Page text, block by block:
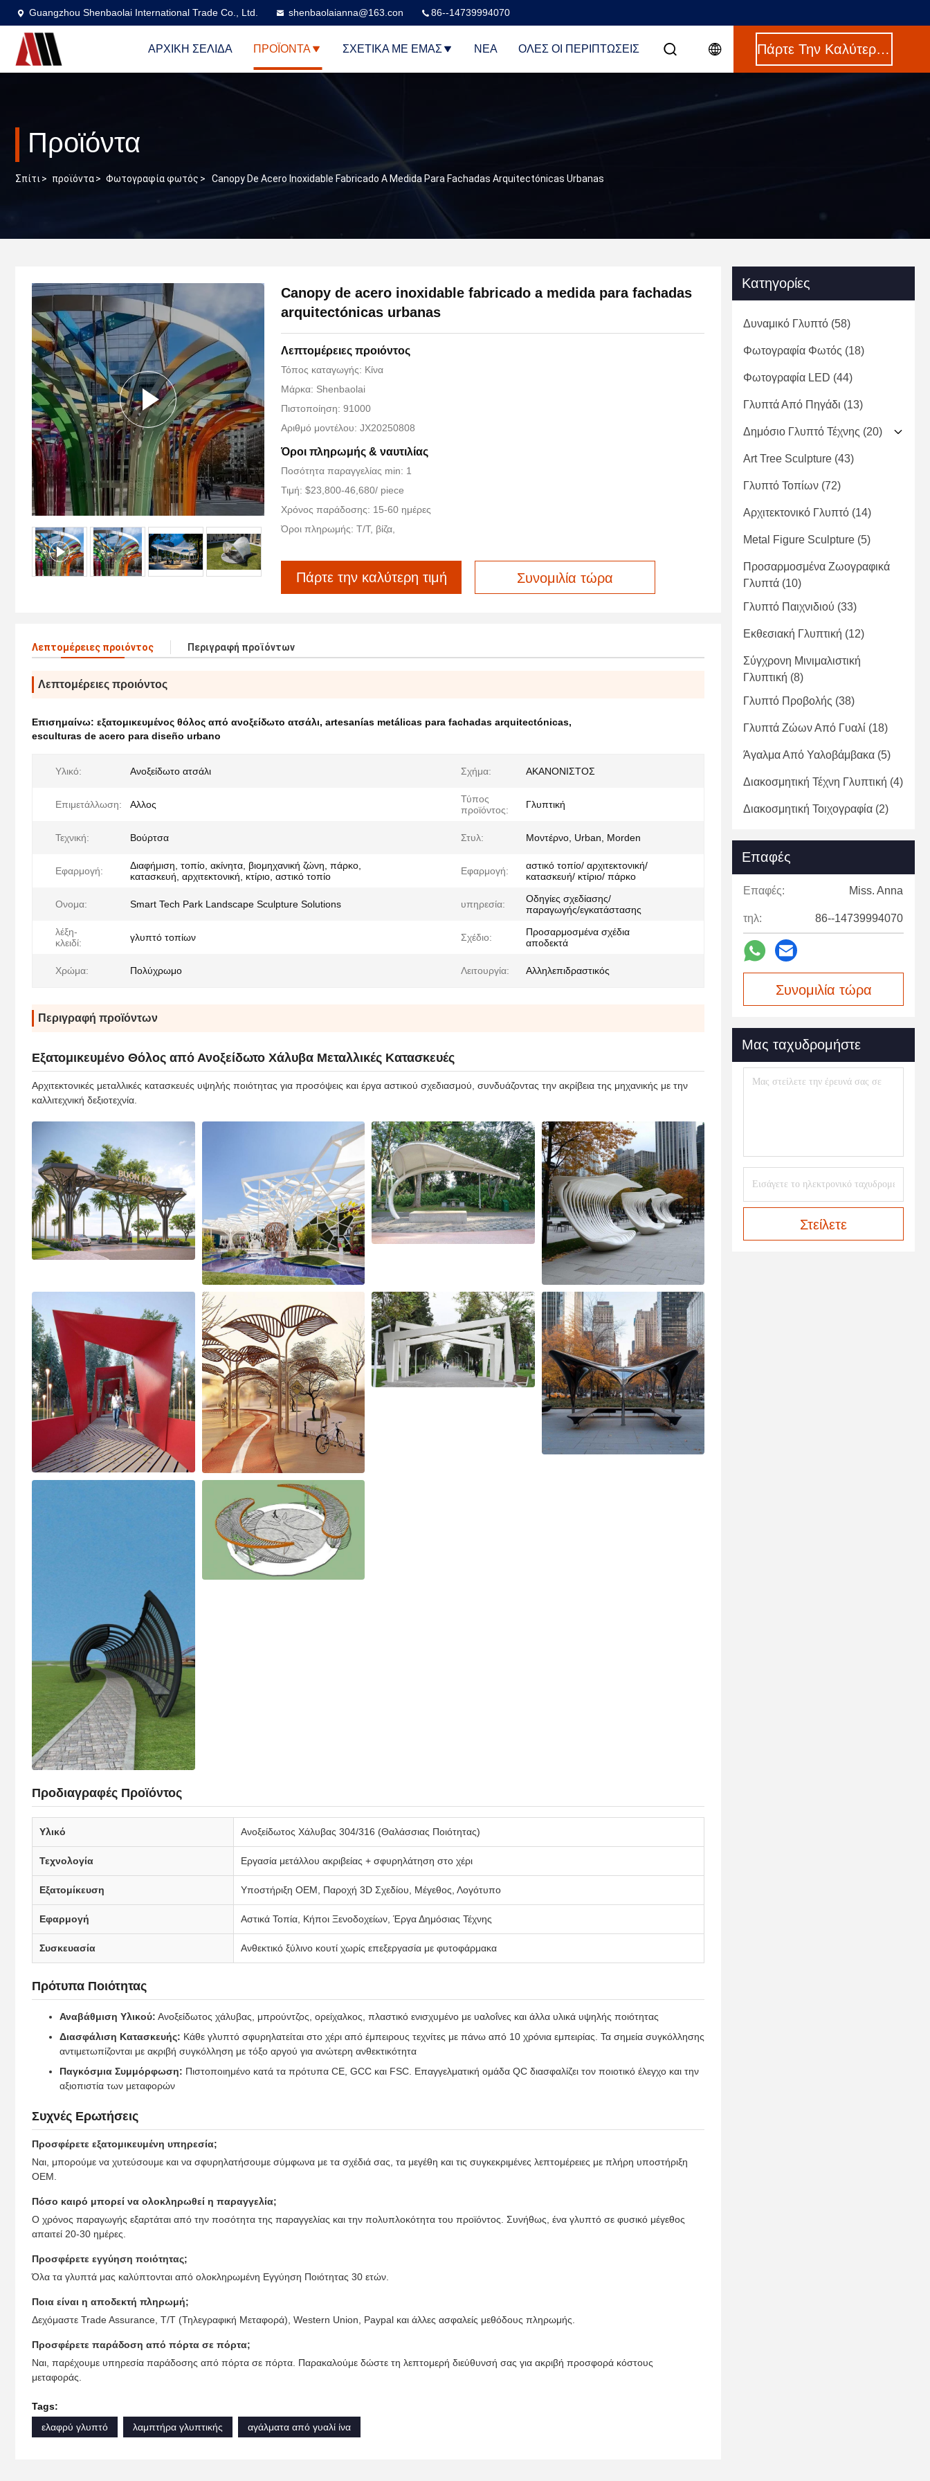
Guangzhou Shenbaolai International Trade Co., Ltd. shenbaolaianna@163.con 86--14739994070
ΑΡΧΙΚΉ ΣΕΛΊΔΑ ΠΡΟΪΌΝΤΑ ΣΧΕΤΙΚΆ ΜΕ ΕΜΆΣ ΝΈΑ ΌΛΕΣ ΟΙ ΠΕΡΙΠΤΏΣΕΙΣ Πάρτε Την Καλύτερη Τιμή
Προϊόντα
Σπίτι> προϊόντα> Φωτογραφία φωτός > Canopy De Acero Inoxidable Fabricado A Medida Para Fachadas Arquitectónicas Urbanas
Canopy de acero inoxidable fabricado a medida para fachadas
arquitectónicas urbanas
Λεπτομέρειες προιόντος
Τόπος καταγωγής: Κίνα
Μάρκα: Shenbaolai
Πιστοποίηση: 91000
Αριθμό μοντέλου: JX20250808
Όροι πληρωμής & ναυτιλίας
Ποσότητα παραγγελίας min: 1
Τιμή: $23,800-46,680/ piece
Χρόνος παράδοσης: 15-60 ημέρες
Όροι πληρωμής: T/T, βίζα,
Πάρτε την καλύτερη τιμή Συνομιλία τώρα
Λεπτομέρειες προιόντος Περιγραφή προϊόντων
Λεπτομέρειες προιόντος
Επισημαίνω: εξατομικευμένος θόλος από ανοξείδωτο ατσάλι, artesanías metálicas para fachadas arquitectónicas,
esculturas de acero para diseño urbano
Υλικό: Ανοξείδωτο ατσάλι Σχήμα: ΑΚΑΝΟΝΙΣΤΟΣ
Επιμετάλλωση: Αλλος
Τύπος
προϊόντος:
Γλυπτική
Τεχνική: Βούρτσα Στυλ: Μοντέρνο, Urban, Morden
Εφαρμογή:
Διαφήμιση, τοπίο, ακίνητα, βιομηχανική ζώνη, πάρκο,
κατασκευή, αρχιτεκτονική, κτίριο, αστικό τοπίο
Εφαρμογή:
αστικό τοπίο/ αρχιτεκτονική/
κατασκευή/ κτίριο/ πάρκο
Ονομα: Smart Tech Park Landscape Sculpture Solutions υπηρεσία:
Οδηγίες σχεδίασης/
παραγωγής/εγκατάστασης
λέξη-
κλειδί:
γλυπτό τοπίων Σχέδιο:
Προσαρμοσμένα σχέδια
αποδεκτά
Χρώμα: Πολύχρωμο Λειτουργία: Αλληλεπιδραστικός
Περιγραφή προϊόντων
Εξατομικευμένο Θόλος από Ανοξείδωτο Χάλυβα Μεταλλικές Κατασκευές
Αρχιτεκτονικές μεταλλικές κατασκευές υψηλής ποιότητας για προσόψεις και έργα αστικού σχεδιασμού, συνδυάζοντας την ακρίβεια της μηχανικής με την
καλλιτεχνική δεξιοτεχνία.
Προδιαγραφές Προϊόντος
Υλικό Ανοξείδωτος Χάλυβας 304/316 (Θαλάσσιας Ποιότητας)
Τεχνολογία Εργασία μετάλλου ακριβείας + σφυρηλάτηση στο χέρι
Εξατομίκευση Υποστήριξη OEM, Παροχή 3D Σχεδίου, Μέγεθος, Λογότυπο
Εφαρμογή Αστικά Τοπία, Κήποι Ξενοδοχείων, Έργα Δημόσιας Τέχνης
Συσκευασία Ανθεκτικό ξύλινο κουτί χωρίς επεξεργασία με φυτοφάρμακα
Πρότυπα Ποιότητας
Αναβάθμιση Υλικού: Ανοξείδωτος χάλυβας, μπρούντζος, ορείχαλκος, πλαστικό ενισχυμένο με υαλοΐνες και άλλα υλικά υψηλής ποιότητας
Διασφάλιση Κατασκευής: Κάθε γλυπτό σφυρηλατείται στο χέρι από έμπειρους τεχνίτες με πάνω από 10 χρόνια εμπειρίας. Τα σημεία συγκόλλησης
αντιμετωπίζονται με ακριβή συγκόλληση με τόξο αργού για ανώτερη ανθεκτικότητα
Παγκόσμια Συμμόρφωση: Πιστοποιημένο κατά τα πρότυπα CE, GCC και FSC. Επαγγελματική ομάδα QC διασφαλίζει τον ποιοτικό έλεγχο και την
αξιοπιστία των μεταφορών
Συχνές Ερωτήσεις
Προσφέρετε εξατομικευμένη υπηρεσία;
Ναι, μπορούμε να χυτεύσουμε και να σφυρηλατήσουμε σύμφωνα με τα σχέδιά σας, τα μεγέθη και τις συγκεκριμένες λεπτομέρειες με πλήρη υποστήριξη
OEM.
Πόσο καιρό μπορεί να ολοκληρωθεί η παραγγελία;
Ο χρόνος παραγωγής εξαρτάται από την ποσότητα της παραγγελίας και την πολυπλοκότητα του προϊόντος. Συνήθως, ένα γλυπτό σε φυσικό μέγεθος
απαιτεί 20-30 ημέρες.
Προσφέρετε εγγύηση ποιότητας;
Όλα τα γλυπτά μας καλύπτονται από ολοκληρωμένη Εγγύηση Ποιότητας 30 ετών.
Ποια είναι η αποδεκτή πληρωμή;
Δεχόμαστε Trade Assurance, T/T (Τηλεγραφική Μεταφορά), Western Union, Paypal και άλλες ασφαλείς μεθόδους πληρωμής.
Προσφέρετε παράδοση από πόρτα σε πόρτα;
Ναι, παρέχουμε υπηρεσία παράδοσης από πόρτα σε πόρτα. Παρακαλούμε δώστε τη λεπτομερή διεύθυνσή σας για ακριβή προσφορά κόστους
μεταφοράς.
Tags:
ελαφρύ γλυπτό
λαμπτήρα γλυπτικής αγάλματα από γυαλί ίνα
Κατηγορίες
Δυναμικό Γλυπτό (58)
Φωτογραφία Φωτός (18)
Φωτογραφία LED (44)
Γλυπτά Από Πηγάδι (13)
Δημόσιο Γλυπτό Τέχνης (20)
Art Tree Sculpture (43)
Γλυπτό Τοπίων (72)
Αρχιτεκτονικό Γλυπτό (14)
Metal Figure Sculpture (5)
Προσαρμοσμένα Ζωογραφικά
Γλυπτά (10)
Γλυπτό Παιχνιδιού (33)
Εκθεσιακή Γλυπτική (12)
Σύγχρονη Μινιμαλιστική
Γλυπτική (8)
Γλυπτό Προβολής (38)
Γλυπτά Ζώων Από Γυαλί (18)
Άγαλμα Από Υαλοβάμβακα (5)
Διακοσμητική Τέχνη Γλυπτική (4)
Διακοσμητική Τοιχογραφία (2)
Επαφές
Επαφές: Miss. Anna
τηλ: 86--14739994070
Συνομιλία τώρα
Μας ταχυδρομήστε
Στείλετε